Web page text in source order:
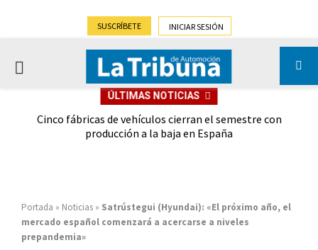
SUSCRÍBETE INICIAR SESIÓN
PRIMARY
ÚLTIMAS NOTICIAS
Cinco fábricas de vehículos cierran el semestre con
producción a la baja en España
Portada » Noticias » Satrústegui (Hyundai): «El próximo año, el
mercado español comenzará a acercarse a niveles
prepandemia»